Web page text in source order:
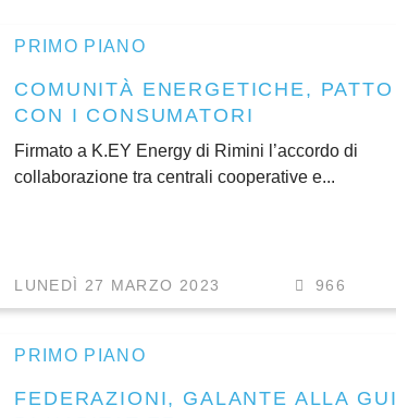
PRIMO PIANO
COMUNITÀ ENERGETICHE, PATTO
CON I CONSUMATORI
Firmato a K.EY Energy di Rimini l’accordo di
collaborazione tra centrali cooperative e...
LUNEDÌ 27 MARZO 2023 966
PRIMO PIANO
FEDERAZIONI, GALANTE ALLA